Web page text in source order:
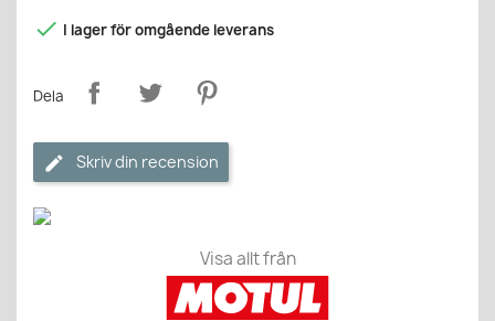
 I lager för omgående leverans
Dela
Skriv din recension
Visa allt från